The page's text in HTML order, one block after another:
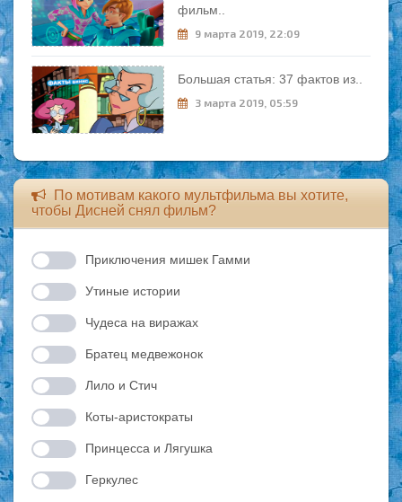
фильм..
9 марта 2019, 22:09
Большая статья: 37 фактов из..
3 марта 2019, 05:59
По мотивам какого мультфильма вы хотите,
чтобы Дисней снял фильм?
Приключения мишек Гамми
Утиные истории
Чудеса на виражах
Братец медвежонок
Лило и Стич
Коты-аристократы
Принцесса и Лягушка
Геркулес